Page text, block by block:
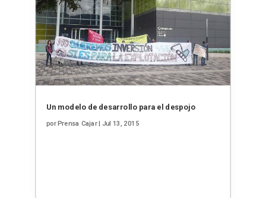
Un modelo de desarrollo para el despojo
por Prensa Cajar| Jul 13, 2015